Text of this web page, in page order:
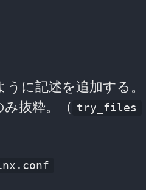
に記述を追加する。
抜粋。（ try_files